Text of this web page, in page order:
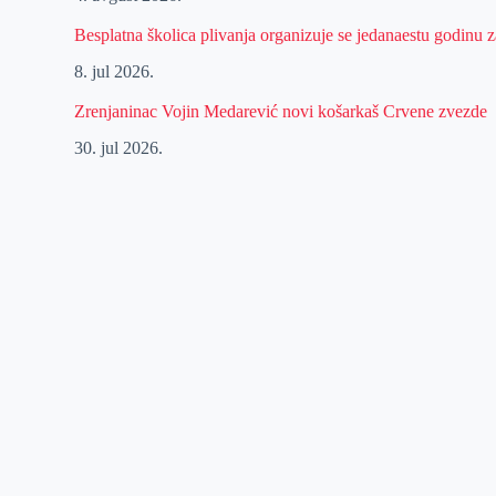
Besplatna školica plivanja organizuje se jedanaestu godinu
8. jul 2026.
Zrenjaninac Vojin Medarević novi košarkaš Crvene zvezde
30. jul 2026.